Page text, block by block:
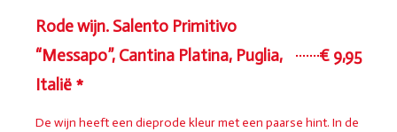
Rode wijn. Salento Primitivo
“Messapo”, Cantina Platina, Puglia,
Italië *
€ 9,95
De wijn heeft een dieprode kleur met een paarse hint. In de